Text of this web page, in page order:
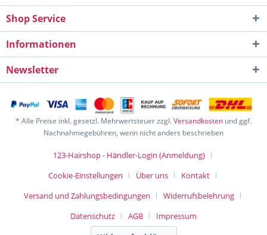
Shop Service
Informationen
Newsletter
* Alle Preise inkl. gesetzl. Mehrwertsteuer zzgl.Versandkosten und ggf.
Nachnahmegebühren, wenn nicht anders beschrieben
123-Hairshop - Händler-Login (Anmeldung)
Cookie-Einstellungen
Über uns
Kontakt
Versand und Zahlungsbedingungen
Widerrufsbelehrung
Datenschutz
AGB Impressum